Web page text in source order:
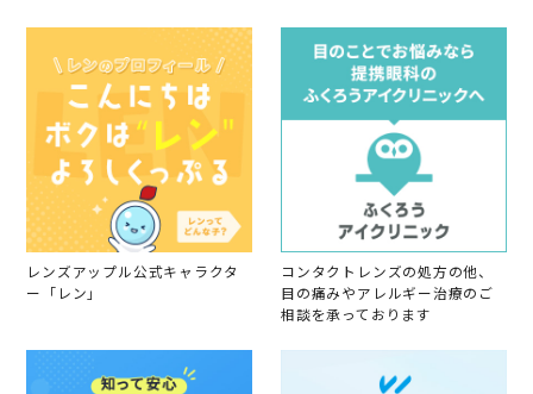
レンズアップル公式キャラクタ
ー「レン」
コンタクトレンズの処方の他、
目の痛みやアレルギー治療のご
相談を承っております